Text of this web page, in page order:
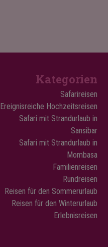
Kategorien
Safarireisen
Ereignisreiche Hochzeitsreisen
Safari mit Strandurlaub in
Sansibar
Safari mit Strandurlaub in
Mombasa
Familienreisen
Rundreisen
Reisen für den Sommerurlaub
Reisen für den Winterurlaub
Erlebnisreisen